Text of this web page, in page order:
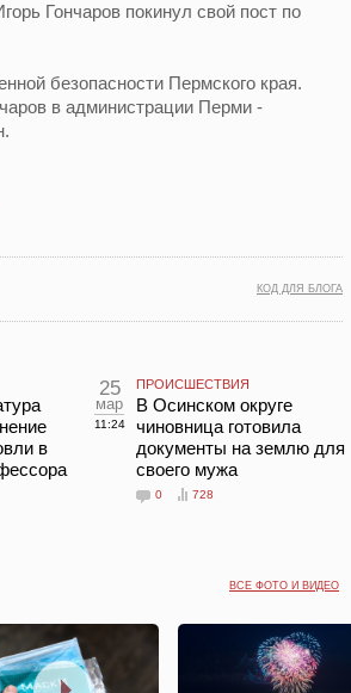
Гончаров покинул свой пост по
безопасности Пермского края.
в администрации Перми -
КОД ДЛЯ БЛОГА
в
25
мар
11:24
ПРОИСШЕСТВИЯ
В Осинском округе
чиновница готовила
документы на землю для
своего мужа
0 728
ВСЕ ФОТО И ВИДЕО